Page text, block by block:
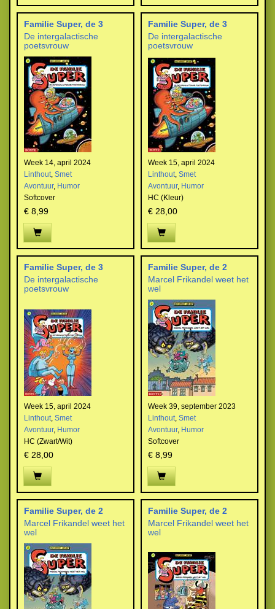
Familie Super, de 3
De intergalactische
poetsvrouw
Week 14, april 2024
Linthout, Smet
Avontuur, Humor
Softcover
€ 8,99
Familie Super, de 3
De intergalactische
poetsvrouw
Week 15, april 2024
Linthout, Smet
Avontuur, Humor
HC (Kleur)
€ 28,00
Familie Super, de 3
De intergalactische
poetsvrouw
Week 15, april 2024
Linthout, Smet
Avontuur, Humor
HC (Zwart/Wit)
€ 28,00
Familie Super, de 2
Marcel Frikandel weet het
wel
Week 39, september 2023
Linthout, Smet
Avontuur, Humor
Softcover
€ 8,99
Familie Super, de 2
Marcel Frikandel weet het
wel
Familie Super, de 2
Marcel Frikandel weet het
wel